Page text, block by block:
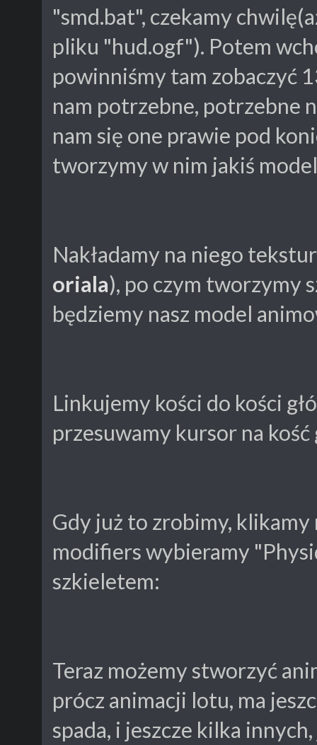
"smd.bat", czekamy
pliku "hud.ogf"). Potem
powinniśmy tam zobaczyć
nam potrzebne, potrzebne
nam się one prawie pod
tworzymy w nim jakiś
Nakładamy na niego
oriala), po czym tworzymy
będziemy nasz model
Linkujemy kości do kości
przesuwamy kursor na kość
Gdy już to zrobimy, klikamy
modifiers wybieramy
szkieletem:
Teraz możemy stworzyć
prócz animacji lotu, ma
spada, i jeszcze kilka